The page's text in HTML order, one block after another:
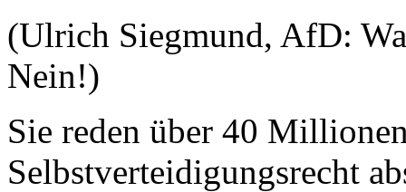
(Ulrich Siegmund, AfD:
Nein!)
Sie reden über 40
Selbstverteidigungsrecht